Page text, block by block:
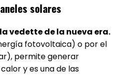
solares
vedette de la nueva era.
fotovoltaica) o por el
permite generar
y es una de las